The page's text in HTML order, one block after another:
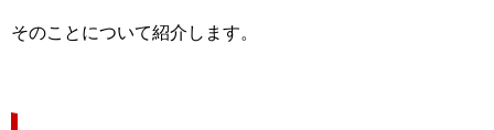
そのことについて紹介します。